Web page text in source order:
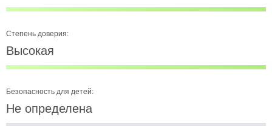
Степень доверия:
Высокая
Безопасность для детей:
Не определена